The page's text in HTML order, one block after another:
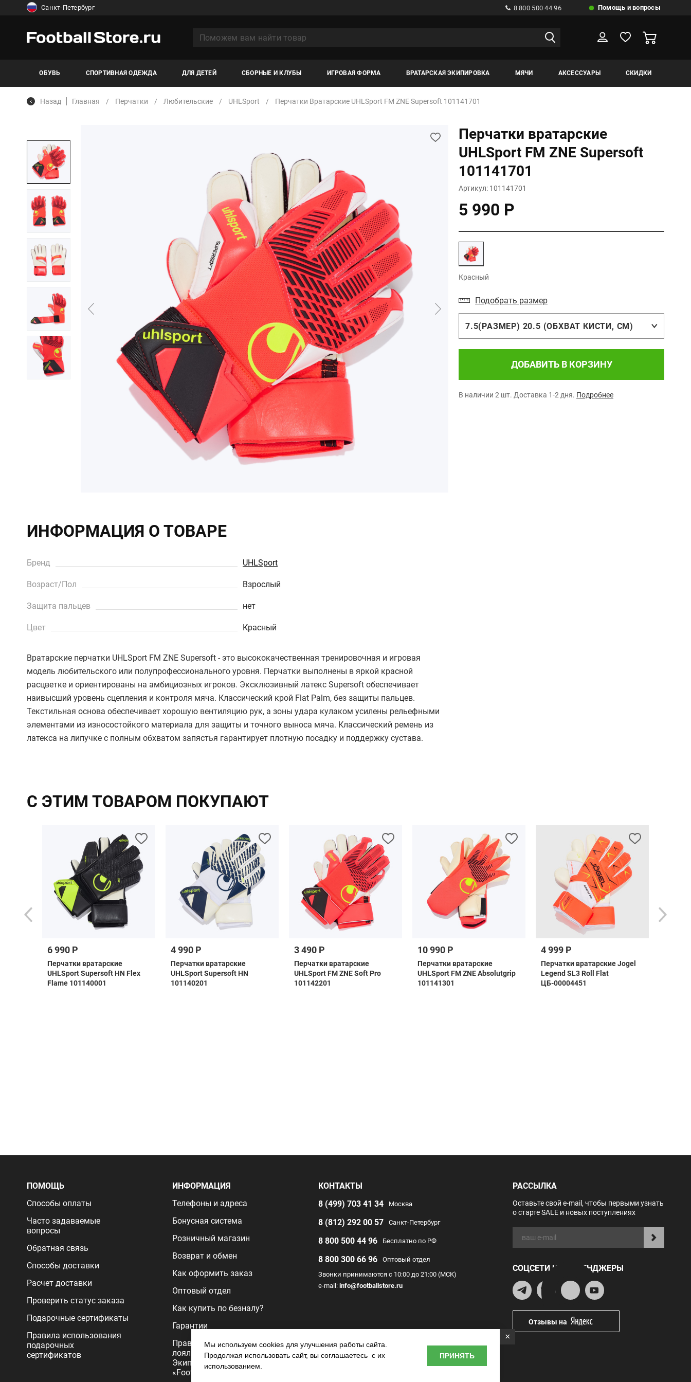
Санкт-Петербург 8 800 500 44 96 Помощь и вопросы
ОБУВЬ СПОРТИВНАЯ ОДЕЖДА ДЛЯ ДЕТЕЙ СБОРНЫЕ И КЛУБЫ ИГРОВАЯ ФОРМА ВРАТАРСКАЯ ЭКИПИРОВКА МЯЧИ АКСЕССУАРЫ СКИДКИ
Назад Главная Перчатки Любительские UHLSport Перчатки Вратарские UHLSport FM ZNE Supersoft 101141701
Перчатки вратарские
UHLSport FM ZNE Supersoft
101141701
Артикул: 101141701
5 990 Р
Красный
Подобрать размер
7.5(РАЗМЕР) 20.5 (ОБХВАТ КИСТИ, СМ)
ДОБАВИТЬ В КОРЗИНУ
В наличии 2 шт. Доставка 1-2 дня. Подробнее
ИНФОРМАЦИЯ О ТОВАРЕ
Бренд UHLSport
Возраст/Пол Взрослый
Защита пальцев нет
Цвет Красный
Вратарские перчатки UHLSport FM ZNE Supersoft - это высококачественная тренировочная и игровая
модель любительского или полупрофессионального уровня. Перчатки выполнены в яркой красной
расцветке и ориентированы на амбициозных игроков. Эксклюзивный латекс Supersoft обеспечивает
наивысший уровень сцепления и контроля мяча. Классический крой Flat Palm, без защиты пальцев.
Текстильная основа обеспечивает хорошую вентиляцию рук, а зоны удара кулаком усилены рельефными
элементами из износостойкого материала для защиты и точного выноса мяча. Классический ремень из
латекса на липучке с полным обхватом запястья гарантирует плотную посадку и поддержку сустава.
С ЭТИМ ТОВАРОМ ПОКУПАЮТ
6 990 Р
Перчатки вратарские
UHLSport Supersoft HN Flex
Flame 101140001
4 990 Р
Перчатки вратарские
UHLSport Supersoft HN
101140201
3 490 Р
Перчатки вратарские
UHLSport FM ZNE Soft Pro
101142201
10 990 Р
Перчатки вратарские
UHLSport FM ZNE Absolutgrip
101141301
4 999 Р
Перчатки вратарские Jogel
Legend SL3 Roll Flat
ЦБ-00004451
ПОМОЩЬ
Способы оплаты
Часто задаваемые
вопросы
Обратная связь
Способы доставки
Расчет доставки
Проверить статус заказа
Подарочные сертификаты
Правила использования
подарочных
сертификатов
ИНФОРМАЦИЯ
Телефоны и адреса
Бонусная система
Розничный магазин
Возврат и обмен
Как оформить заказ
Оптовый отдел
Как купить по безналу?
Гарантии
Правила программы
лояльности
Экипировочного центра
«FootballStore»
КОНТАКТЫ
8 (499) 703 41 34
Москва
8 (812) 292 00 57 Санкт-Петербург
8 800 500 44 96 Бесплатно по РФ
8 800 300 66 96
Оптовый отдел
Звонки принимаются с 10:00 до 21:00 (МСК)
e-mail: info@footballstore.ru
РАССЫЛКА
Оставьте свой e-mail, чтобы первыми узнать
о старте SALE и новых поступлениях
СОЦСЕТИ И МЕССЕНДЖЕРЫ
Отзывы на
×
Мы используем cookies для улучшения работы сайта.
Продолжая использовать сайт, вы соглашаетесь с их
использованием.
ПРИНЯТЬ